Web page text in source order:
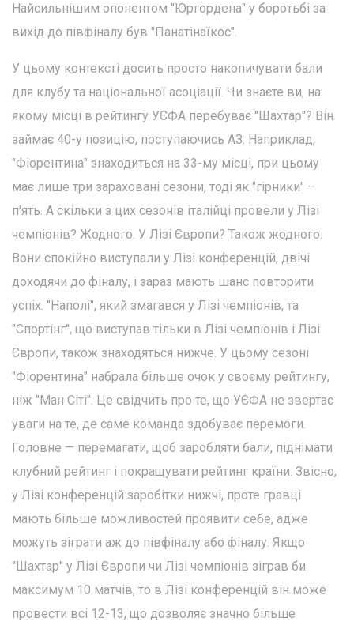
Найсильнішим опонентом "Юргордена" у боротьбі за
вихід до півфіналу був "Панатінаїкос".
У цьому контексті досить просто накопичувати бали
для клубу та національної асоціації. Чи знаєте ви, на
якому місці в рейтингу УЄФА перебуває "Шахтар"? Він
займає 40-у позицію, поступаючись АЗ. Наприклад,
"Фіорентина" знаходиться на 33-му місці, при цьому
має лише три зараховані сезони, тоді як "гірники" –
п'ять. А скільки з цих сезонів італійці провели у Лізі
чемпіонів? Жодного. У Лізі Європи? Також жодного.
Вони спокійно виступали у Лізі конференцій, двічі
доходячи до фіналу, і зараз мають шанс повторити
успіх. "Наполі", який змагався у Лізі чемпіонів, та
"Спортінг", що виступав тільки в Лізі чемпіонів і Лізі
Європи, також знаходяться нижче. У цьому сезоні
"Фіорентина" набрала більше очок у своєму рейтингу,
ніж "Ман Сіті". Це свідчить про те, що УЄФА не звертає
уваги на те, де саме команда здобуває перемоги.
Головне — перемагати, щоб заробляти бали, піднімати
клубний рейтинг і покращувати рейтинг країни. Звісно,
у Лізі конференцій заробітки нижчі, проте гравці
мають більше можливостей проявити себе, адже
можуть зіграти аж до півфіналу або фіналу. Якщо
"Шахтар" у Лізі Європи чи Лізі чемпіонів зіграв би
максимум 10 матчів, то в Лізі конференцій він може
провести всі 12-13, що дозволяє значно більше